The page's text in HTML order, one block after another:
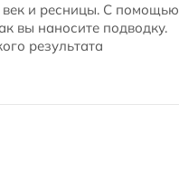
век и ресницы. С помощью
вы наносите подводку.
результата